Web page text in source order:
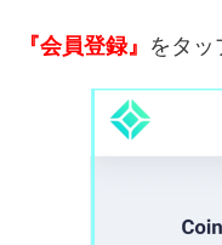
『会員登録』 をタッ